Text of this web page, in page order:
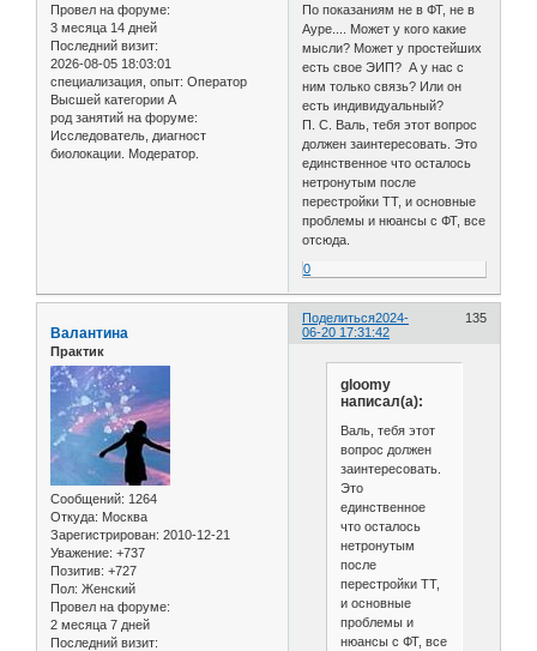
Провел на форуме:
3 месяца 14 дней
Последний визит:
2026-08-05 18:03:01
специализация, опыт: Оператор
Высшей категории А
род занятий на форуме:
Исследователь, диагност
биолокации. Модератор.
По показаниям не в ФТ, не в
Ауре.... Может у кого какие
мысли? Может у простейших
есть свое ЭИП? А у нас с
ним только связь? Или он
есть индивидуальный?
П. С. Валь, тебя этот вопрос
должен заинтересовать. Это
единственное что осталось
нетронутым после
перестройки ТТ, и основные
проблемы и нюансы с ФТ, все
отсюда.
0
Поделиться 135
2024-
06-20 17:31:42
Валантина
Практик
Сообщений: 1264
Откуда: Москва
Зарегистрирован: 2010-12-21
Уважение: +737
Позитив: +727
Пол: Женский
Провел на форуме:
2 месяца 7 дней
Последний визит:
gloomy
написал(а):
Валь, тебя этот
вопрос должен
заинтересовать.
Это
единственное
что осталось
нетронутым
после
перестройки ТТ,
и основные
проблемы и
нюансы с ФТ, все